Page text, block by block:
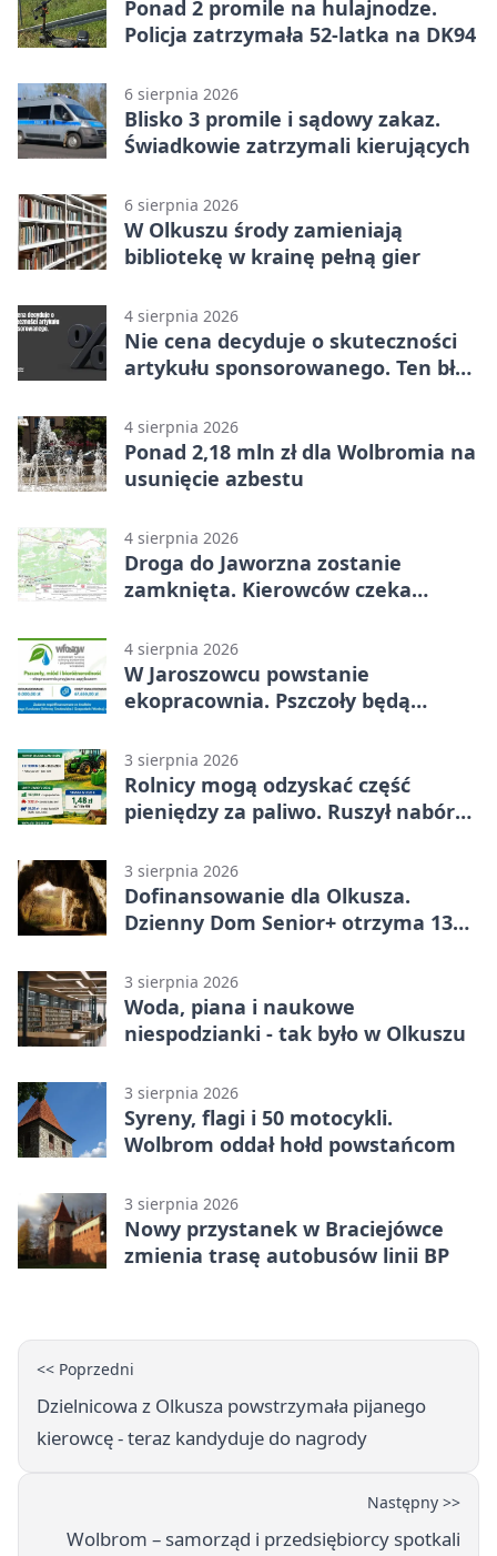
Ponad 2 promile na hulajnodze.
Policja zatrzymała 52-latka na DK94
6 sierpnia 2026
Blisko 3 promile i sądowy zakaz.
Świadkowie zatrzymali kierujących
6 sierpnia 2026
W Olkuszu środy zamieniają
bibliotekę w krainę pełną gier
4 sierpnia 2026
Nie cena decyduje o skuteczności
artykułu sponsorowanego. Ten błąd
4 sierpnia 2026
Ponad 2,18 mln zł dla Wolbromia na
usunięcie azbestu
4 sierpnia 2026
Droga do Jaworzna zostanie
zamknięta. Kierowców czeka
4 sierpnia 2026
W Jaroszowcu powstanie
ekopracownia. Pszczoły będą
3 sierpnia 2026
Rolnicy mogą odzyskać część
pieniędzy za paliwo. Ruszył nabór
3 sierpnia 2026
Dofinansowanie dla Olkusza.
Dzienny Dom Senior+ otrzyma 134
3 sierpnia 2026
Woda, piana i naukowe
niespodzianki - tak było w Olkuszu
3 sierpnia 2026
Syreny, flagi i 50 motocykli.
Wolbrom oddał hołd powstańcom
3 sierpnia 2026
Nowy przystanek w Braciejówce
zmienia trasę autobusów linii BP
<< Poprzedni
Dzielnicowa z Olkusza powstrzymała pijanego
kierowcę - teraz kandyduje do nagrody
Następny >>
Wolbrom – samorząd i przedsiębiorcy spotkali